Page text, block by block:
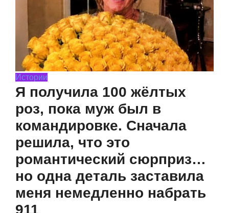
Истории
Я получила 100 жёлтых
роз, пока муж был в
командировке. Сначала
решила, что это
романтический сюрприз…
но одна деталь заставила
меня немедленно набрать
911